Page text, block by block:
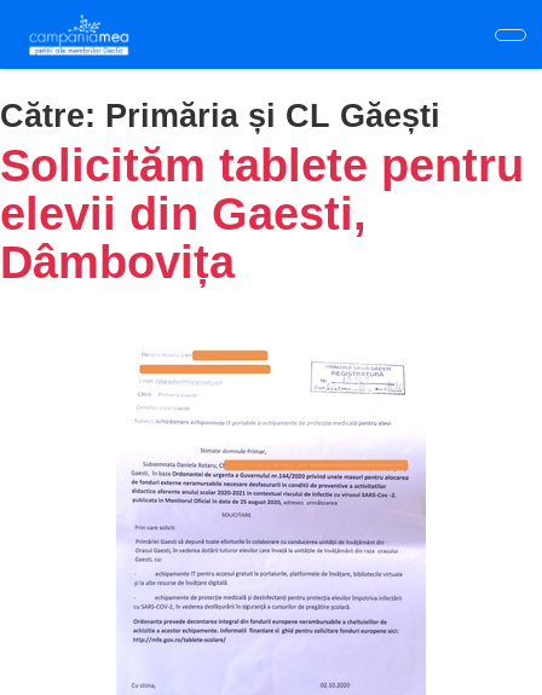
main
content
Către: Primăria și CL Găești
Solicităm tablete pentru
elevii din Gaesti,
Dâmbovița